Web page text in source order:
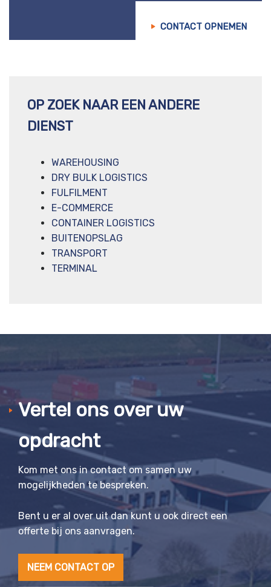
CONTACT OPNEMEN
OP ZOEK NAAR EEN ANDERE
DIENST
WAREHOUSING
DRY BULK LOGISTICS
FULFILMENT
E-COMMERCE
CONTAINER LOGISTICS
BUITENOPSLAG
TRANSPORT
TERMINAL
Vertel ons over uw
opdracht
Kom met ons in contact om samen uw
mogelijkheden te bespreken.
Bent u er al over uit dan kunt u ook direct een
offerte bij ons aanvragen.
NEEM CONTACT OP